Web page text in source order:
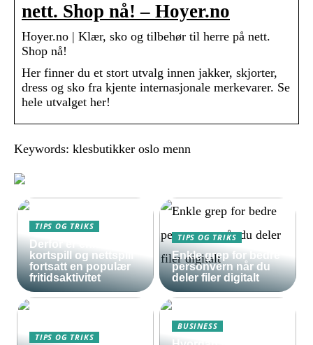
nett. Shop nå! – Hoyer.no
Hoyer.no | Klær, sko og tilbehør til herre på nett.
Shop nå!
Her finner du et stort utvalg innen jakker, skjorter,
dress og sko fra kjente internasjonale merkevarer. Se
hele utvalget her!
Keywords: klesbutikker oslo menn
TIPS OG TRIKS
Derfor er enkle
kortspill og nettspill
fortsatt en populær
fritidsaktivitet
TIPS OG TRIKS
Enkle grep for bedre
personvern når du
deler filer digitalt
TIPS OG TRIKS
BUSINESS